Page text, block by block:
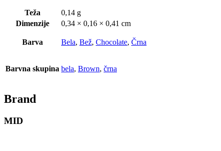
Teža
0,14 g
Dimenzije
0,34 × 0,16 × 0,41 cm
Barva Bela, Bež, Chocolate, Črna
Barvna skupina bela, Brown, črna
Brand
MID